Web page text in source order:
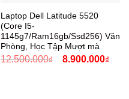
Laptop Dell Latitude 5520
(Core I5-
1145g7/Ram16gb/Ssd256) Văn
Phòng, Học Tập Mượt mà
12.500.000₫
Giá
8.900.000₫Giá